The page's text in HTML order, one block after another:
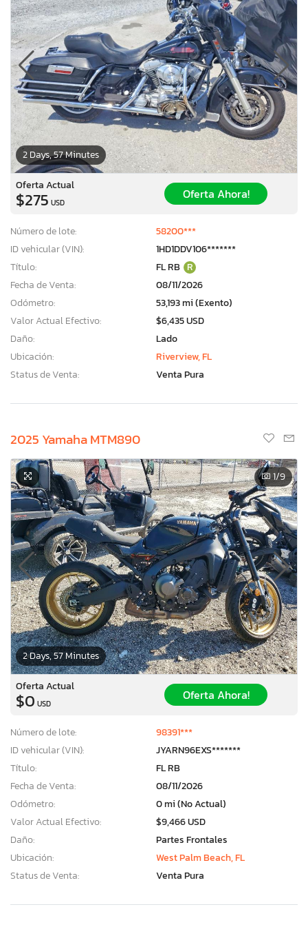
2 Days, 57 Minutes
Oferta Actual
$275 USD
Oferta Ahora!
Número de lote:
58200***
ID vehicular (VIN):
1HD1DDV106*******
Título:
FL RB R
Fecha de Venta:
08/11/2026
Odómetro:
53,193 mi (Exento)
Valor Actual Efectivo:
$6,435 USD
Daño:
Lado
Ubicación:
Riverview, FL
Status de Venta:
Venta Pura
2025 Yamaha MTM890
2 Days, 57 Minutes
1/9
Oferta Actual
$0 USD
Oferta Ahora!
Número de lote:
98391***
ID vehicular (VIN):
JYARN96EXS*******
Título:
FL RB
Fecha de Venta:
08/11/2026
Odómetro:
0 mi (No Actual)
Valor Actual Efectivo:
$9,466 USD
Daño:
Partes Frontales
Ubicación:
West Palm Beach, FL
Status de Venta:
Venta Pura